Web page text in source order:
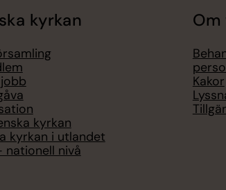
kyrkan
kyrkan
kyrkan i utlandet
nationell nivå
Kakor